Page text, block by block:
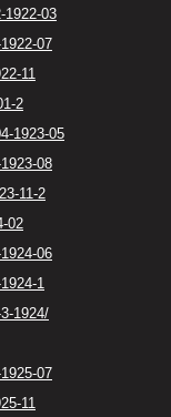
1922-03
07
11
2
1923-05
08
11-2
02
06
1
1924/
07
11